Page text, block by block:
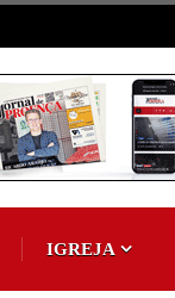
IGREJA